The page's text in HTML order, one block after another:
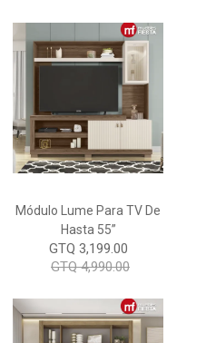
Módulo Lume Para TV De
Hasta 55”
GTQ 3,199.00
GTQ 4,990.00